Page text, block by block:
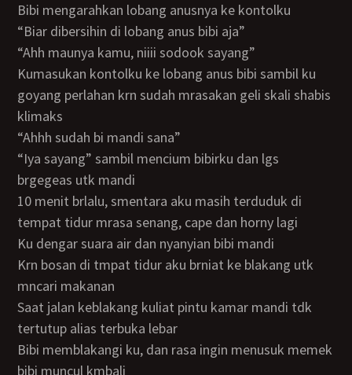
bibi mengarahkan lobang anusnya ke kontolku
“biar dibersihin di lobang anus bibi aja”
“ahh maunya kamu, niiii sodook sayang”
kumasukan kontolku ke lobang anus bibi sambil ku
goyang perlahan krn sudah mrasakan geli skali shabis
klimaks
“ahhh sudah bi mandi sana”
“iya sayang” sambil mencium bibirku dan lgs
brgegeas utk mandi
10 menit brlalu, smentara aku masih terduduk di
tempat tidur mrasa senang, cape dan horny lagi
ku dengar suara air dan nyanyian bibi mandi
krn bosan di tmpat tidur aku brniat ke blakang utk
mncari makanan
saat jalan keblakang kuliat pintu kamar mandi tdk
tertutup alias terbuka lebar
bibi memblakangi ku, dan rasa ingin menusuk memek
bibi muncul kmbali